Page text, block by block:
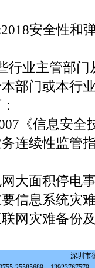
安全性和
业主管部门
部门或本行
《信息安全
续性监管指
面积停电事
息系统灾难
灾难备份及
深圳市